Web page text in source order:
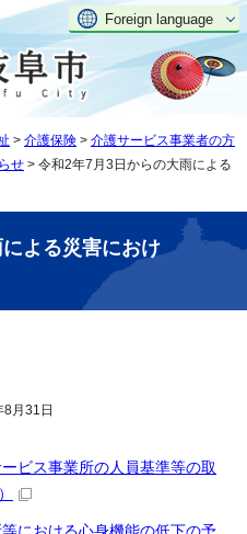
Foreign language
> 介護保険 > 介護サービス事業者の方
せ > 令和2年7月3日からの大雨による
よる災害におけ
月31日
ビス事業所の人員基準等の取